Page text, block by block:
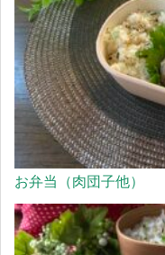
お弁当（肉団子他）